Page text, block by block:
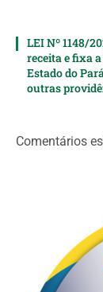
LEI Nº 1148/
receita e fixa
Estado do
outras
Comentários